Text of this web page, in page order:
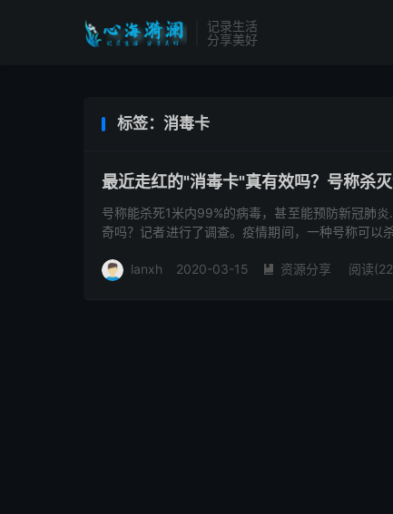
记录生活
分享美好
标签：消毒卡
最近走红的"消毒卡"真有效吗？号称杀
号称能杀死1米内99%的病毒，甚至能预防新冠肺
奇吗？记者进行了调查。疫情期间，一种号称可以
lanxh 2020-03-15  资源分享 阅读